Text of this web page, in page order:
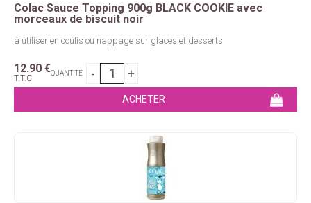
Colac Sauce Topping 900g BLACK COOKIE avec
morceaux de biscuit noir
à utiliser en coulis ou nappage sur glaces et desserts
12.90 €
T.T.C. QUANTITÉ